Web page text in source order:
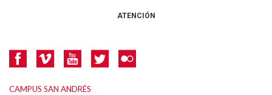
ATENCIÓN
CAMPUS SAN ANDRÉS